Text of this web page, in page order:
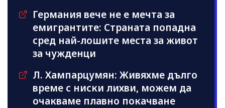
Германия вече не е мечта за
емигрантите: Страната попадна
сред най-лошите места за живот
за чужденци
Л. Хампарцумян: Живяхме дълго
време с ниски лихви, можем да
очакваме плавно покачване